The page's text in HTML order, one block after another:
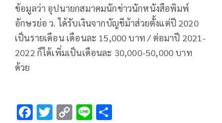
ข้อมูลว่า อุปนายกสมาคมนักข่าวนักหนังสือพิมพ์
อักษรย่อ ว. ได้รับเงินจากบัญชีม้าส่วยตั้งแต่ปี 2020
เป็นรายเดือน เดือนละ 15,000 บาท / ต่อมาปี 2021-
2022 ก็ได้เพิ่มเป็นเดือนละ 30,000-50,000 บาท
ด้วย
F T C Li